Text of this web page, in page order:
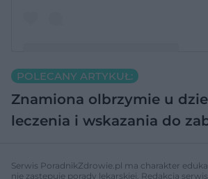
A post shared by Artyom Aristakesyan
POLECANY ARTYKUŁ:
Znamiona olbrzymie u
leczenia i wskazania do
Serwis PoradnikZdrowie.pl ma charakter
nie zastępuje porady lekarskiej. Redakcja